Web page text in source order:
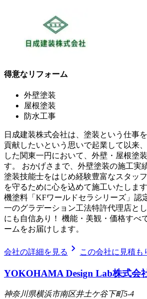
得意なリフォーム
外壁塗装
屋根塗装
防水工事
日成建装株式会社は、塗装という仕事
貢献したいという思いで起業して以来
した関東一円において、外壁・屋根塗
す。 おかげさまで、外壁塗装の施工実
塗装技能士をはじめ経験豊富なスタッ
を守るために心を込めて施工いたしま
機塗料「KFワールドセラシリーズ」認
一のグラデーション工法特許代理店と
にも自信あり！ 機能・美観・価格すべ
ームをお届けします。
会社の詳細を見る chevron_right この会社に見積も
YOKOHAMA Design Lab株式会
神奈川県横浜市南区井土ケ谷下町5-4